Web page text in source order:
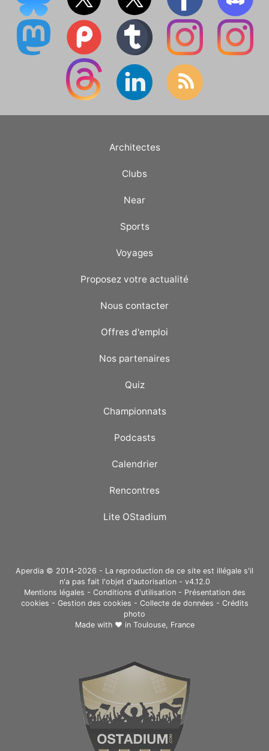
Architectes
Clubs
Near
Sports
Voyages
Proposez votre actualité
Nous contacter
Offres d'emploi
Nos partenaires
Quiz
Championnats
Podcasts
Calendrier
Rencontres
Lite OStadium
Aperdia © 2014-2026 - La reproduction de ce site est illégale s'il
n'a pas fait l'objet d'autorisation - v4.12.0
Mentions légales - Conditions d'utilisation- Présentation des
cookies - Gestion des cookies - Collecte de données - Crédits
photo
Made with ❤ in Toulouse, France